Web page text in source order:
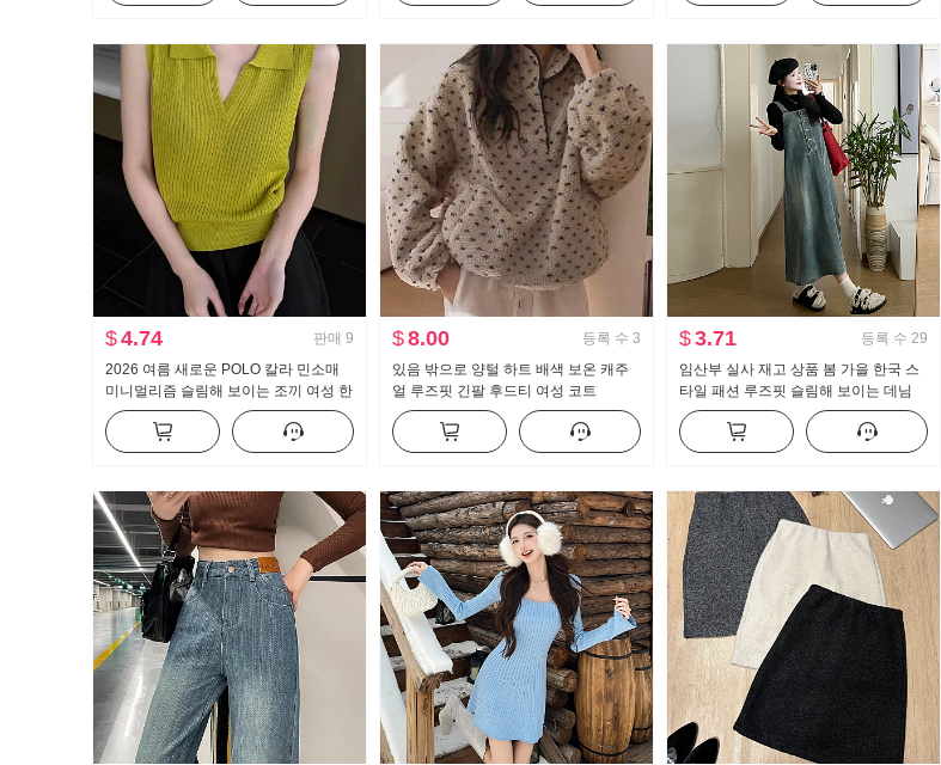
$4.74 판매 9
2026 여름 새로운 POLO 칼라 민소매
미니멀리즘 슬림해 보이는 조끼 여성 한
부서 몸매 가꾸기 슬림해 보이는 캐주얼
맨위
$8.00 등록 수 3
있음 밖으로 양털 하트 배색 보온 캐주
얼 루즈핏 긴팔 후드티 여성 코트
$3.71 등록 수 29
임산부 실사 재고 상품 봄 가을 한국 스
타일 패션 루즈핏 슬림해 보이는 데님
슬립 드레스 2개 세트